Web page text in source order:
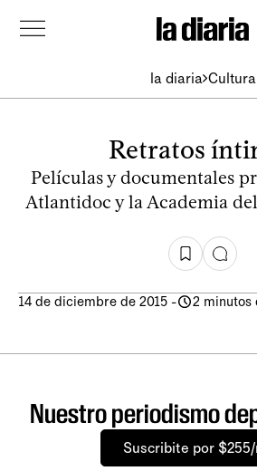
la diaria Cultura
Retratos
Películas y documentales
Atlantidoc y la Academia
14 de diciembre de 2015 - 2 minutos
Nuestro periodismo
Suscribite por